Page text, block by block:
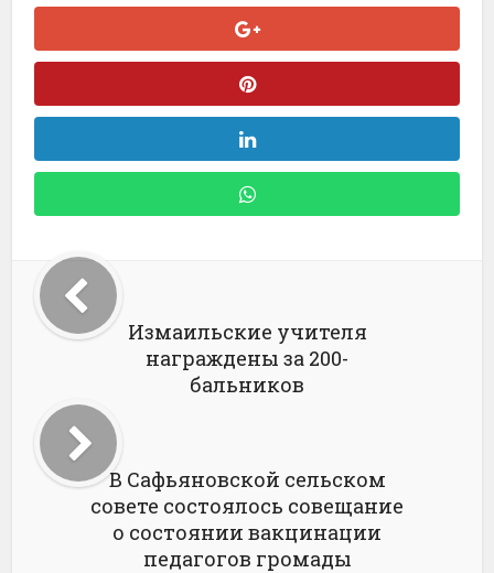
Измаильские учителя
награждены за 200-
бальников
В Сафьяновской сельском
совете состоялось совещание
о состоянии вакцинации
педагогов громады